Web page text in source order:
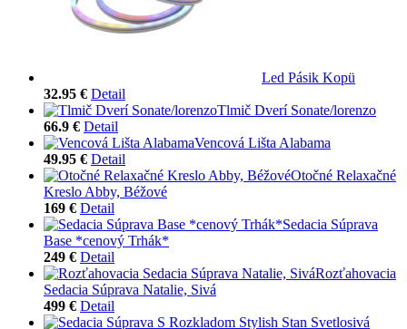
Led Pásik Kopü
32.95 € Detail
Tlmič Dverí Sonate/lorenzo
66.9 € Detail
Vencová Lišta Alabama
49.95 € Detail
Otočné Relaxačné
Kreslo Abby, Béžové
169 € Detail
Sedacia Súprava
Base *cenový Trhák*
249 € Detail
Rozťahovacia
Sedacia Súprava Natalie, Sivá
499 € Detail